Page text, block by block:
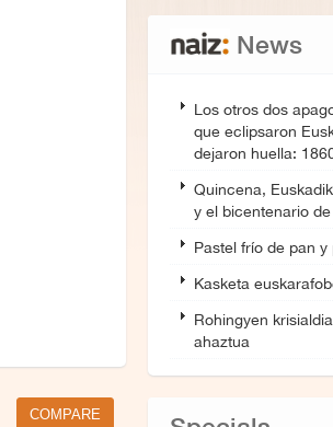
News
Los otros dos
que eclipsaron
dejaron huella:
Quincena,
y el bicentenario
Pastel frío de pan y
Kasketa
Rohingyen
ahaztua